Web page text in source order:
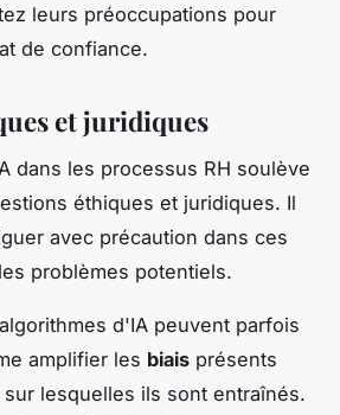
leurs préoccupations pour
de confiance.
et juridiques
dans les processus RH soulève
éthiques et juridiques. Il
avec précaution dans ces
problèmes potentiels.
d'IA peuvent parfois
amplifier les biais présents
lesquelles ils sont entraînés.